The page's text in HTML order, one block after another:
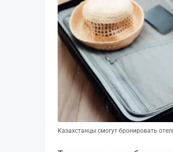
Казахстанцы смогут бронировать